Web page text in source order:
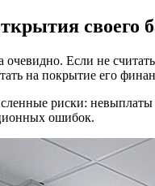
своего
очевидно. Если не
на покрытие его
риски: невыплаты
ошибок.